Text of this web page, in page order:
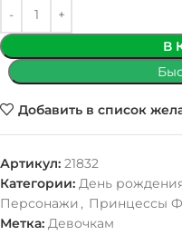
В
Добавить в список
Артикул: 21832
Категории: День
Персонажи , Принцессы
Метка: Девочкам